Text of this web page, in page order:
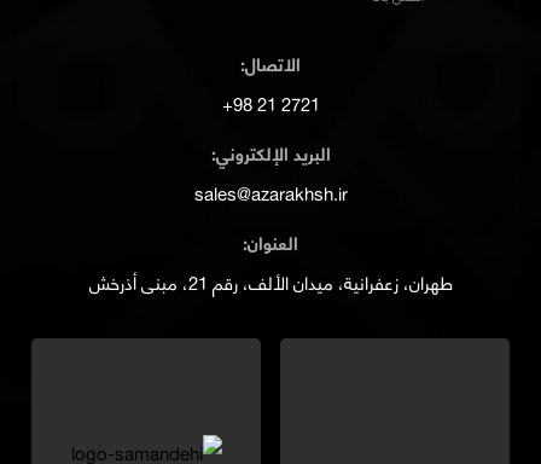
الاتصال:
2721 21 98+
البريد الإلكتروني:
sales@azarakhsh.ir
العنوان:
طهران، زعفرانية، ميدان الألف، رقم 21، مبنى أذرخش